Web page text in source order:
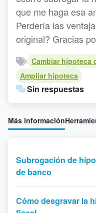
que me haga esa
Perdería las
original? Gracias
Cambiar hipoteca
Ampliar hipoteca
Sin respuestas
Más información
Subrogación de
de banco
Cómo desgravar la